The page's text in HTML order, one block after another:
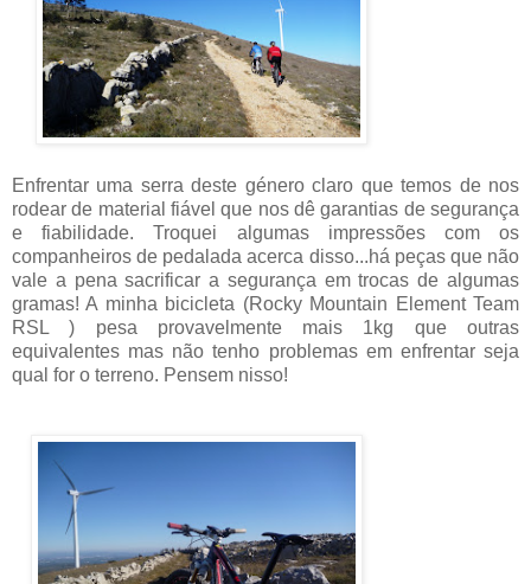
Enfrentar uma serra deste género claro que temos de nos
rodear de material fiável que nos dê garantias de segurança
e fiabilidade. Troquei algumas impressões com os
companheiros de pedalada acerca disso...há peças que não
vale a pena sacrificar a segurança em trocas de algumas
gramas! A minha bicicleta (Rocky Mountain Element Team
RSL ) pesa provavelmente mais 1kg que outras
equivalentes mas não tenho problemas em enfrentar seja
qual for o terreno. Pensem nisso!